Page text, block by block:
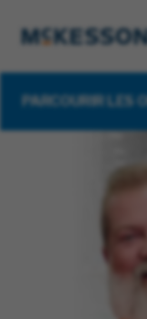
PARCOURIR LES